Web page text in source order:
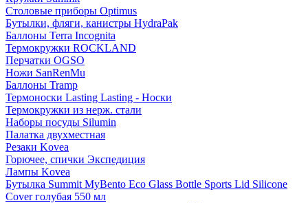
Столовые приборы Optimus
Бутылки, фляги, канистры HydraPak
Баллоны Terra Incognita
Термокружки ROCKLAND
Перчатки OGSO
Ножи SanRenMu
Баллоны Tramp
Термоноски Lasting Lasting - Носки
Термокружки из нерж. стали
Наборы посуды Silumin
Палатка двухместная
Резаки Kovea
Горючее, спички Экспедиция
Лампы Kovea
Бутылка Summit MyBento Eco Glass Bottle Sports Lid Silicone
Cover голубая 550 мл